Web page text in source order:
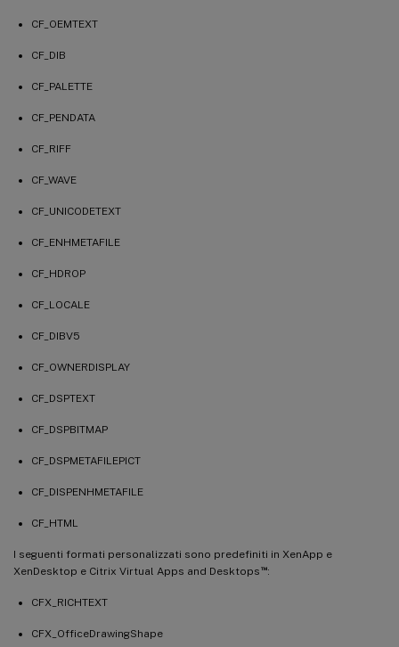
CF_OEMTEXT
CF_DIB
CF_PALETTE
CF_PENDATA
CF_RIFF
CF_WAVE
CF_UNICODETEXT
CF_ENHMETAFILE
CF_HDROP
CF_LOCALE
CF_DIBV5
CF_OWNERDISPLAY
CF_DSPTEXT
CF_DSPBITMAP
CF_DSPMETAFILEPICT
CF_DISPENHMETAFILE
CF_HTML
I seguenti formati personalizzati sono predefiniti in XenApp e
XenDesktop e Citrix Virtual Apps and Desktops ™:
CFX_RICHTEXT
CFX_OfficeDrawingShape